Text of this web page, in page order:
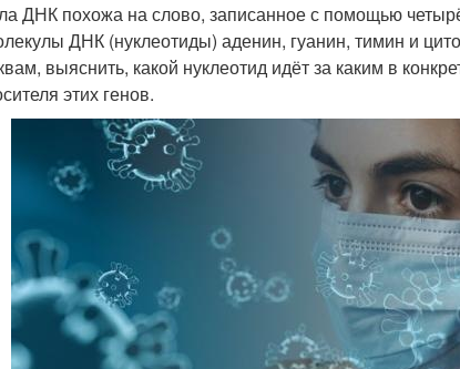
ДНК похожа на слово, записанное с помощью
ДНК (нуклеотиды) аденин, гуанин, тимин и
выяснить, какой нуклеотид идёт за каким в
этих генов.